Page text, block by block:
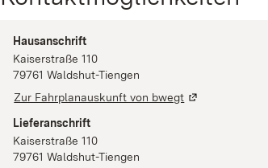
Hausanschrift
Kaiserstraße 110
79761 Waldshut-Tiengen
Zur Fahrplanauskunft von bwegt
Lieferanschrift
Kaiserstraße 110
79761 Waldshut-Tiengen